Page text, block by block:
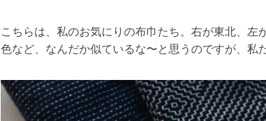
こちらは、私のお気にりの布巾たち。右が東北、左
色など、なんだか似ているな〜と思うのですが、私